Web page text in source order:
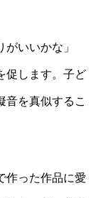
いいかな」
促します。子ど
音を真似するこ
作った作品に愛